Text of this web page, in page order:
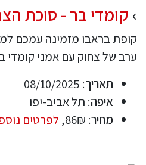
קומדי בר - סוכת
קופת בראבו מזמינה עמכם
ערב של צחוק עם אמני קומדי
תאריך: 08/10/2025
איפה: תל אביב-יפו
מחיר: 86₪, לפרטים